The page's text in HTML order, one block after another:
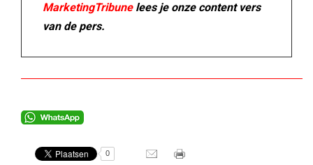
MarketingTribunelees je onze content vers
van de pers.
0